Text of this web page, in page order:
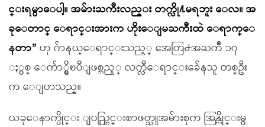
င္းရမွာေပါ့။ အမ်ားႀကီးလည္း တက္လို႔မရဘူး ေလ။ အ
ခုေတာင္ ေရာင္းအားက ဟိုးေျမႀကီးထဲ ေရာက္ေ
နတာ” ဟု ဂ်ာနယ္ေရာင္းသည့္ အေတြ႕အႀကဳံ ၁၇
ႏွစ္ ေက်ာ္ရွိၿပီျဖစ္သည့္ လက္လီေရာင္းခ်ေနသူ တစ္ဦး
က ေျပာသည္။
ယခုေနာက္ပိုင္း ျပည္တြင္းစာဖတ္သူအမ်ားစုက အြန္လိုင္းမွ